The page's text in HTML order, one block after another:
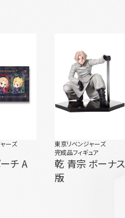
ーズ
チ A
東京リベンジャーズ
完成品フィギュア
乾 青宗 ボーナス
版